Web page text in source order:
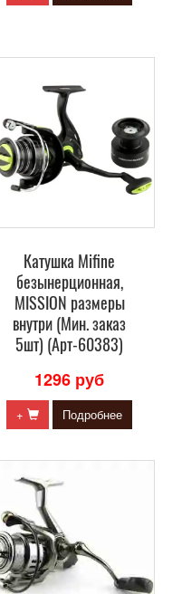
Катушка Mifine
безынерционная,
MISSION размеры
внутри (Мин. заказ
5шт) (Арт-60383)
1296 руб
+ Подробнее